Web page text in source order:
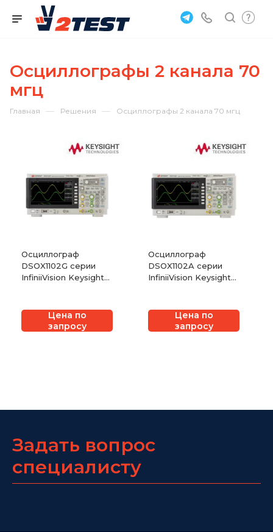
Осциллографы 2 канала 70
мгц
Главная — Решения — Осциллографы 2 канала 70 мгц
Осциллограф
DSOX1102G серии
InfiniiVision Keysight
Цена по
запросу
Осциллограф
DSOX1102A серии
InfiniiVision Keysight
Цена по
запросу
Задать вопрос
специалисту